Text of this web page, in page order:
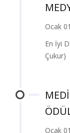
Ocak
En İyi
Çukur)
Ocak